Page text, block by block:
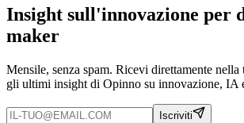
Insight sull'innovazione per
maker
Mensile, senza spam. Ricevi direttamente nella
gli ultimi insight di Opinno su innovazione, IA
Iscriviti